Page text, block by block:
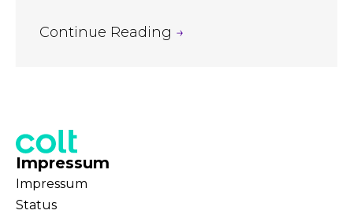
Continue Reading →
Impressum
Impressum
Status